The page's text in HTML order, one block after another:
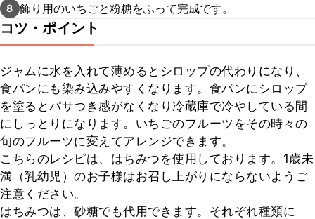
8 飾り用のいちごと粉糖をふって完成です。
コツ・ポイント
ジャムに水を入れて薄めるとシロップの代わりになり、
食パンにも染み込みやすくなります。食パンにシロップ
を塗るとパサつき感がなくなり冷蔵庫で冷やしている間
にしっとりになります。いちごのフルーツをその時々の
旬のフルーツに変えてアレンジできます。
こちらのレシピは、はちみつを使用しております。1歳未
満（乳幼児）のお子様はお召し上がりにならないようご
注意ください。
はちみつは、砂糖でも代用できます。それぞれ種類に